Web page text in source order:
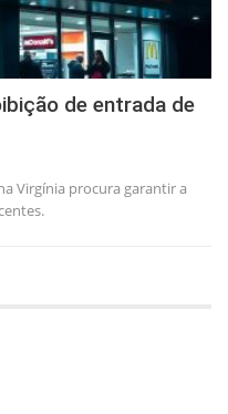
de entrada de
Virgínia procura garantir a